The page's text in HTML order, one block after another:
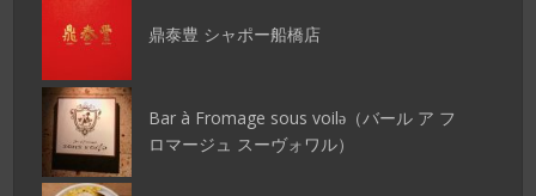
鼎泰豊 シャポー船橋店
Bar à Fromage sous voilǝ（バール ア フ
ロマージュ スーヴォワル）